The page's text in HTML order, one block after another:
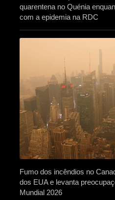
quarentena no Quénia
com a epidemia na RDC
Fumo dos incêndios no
dos EUA e levanta
Mundial 2026